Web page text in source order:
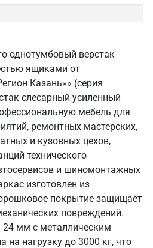
однотумбовый верстак
ящиками от
Казань»» (серия
слесарный усиленный
мебель для
ремонтных мастерских,
и кузовных цехов,
технического
и шиномонтажных
изготовлен из
покрытие защищает
повреждений.
мм с металлическим
на нагрузку до 3000 кг, что